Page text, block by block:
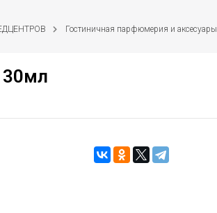
Гостиничная парфюмерия и аксесуары
30мл